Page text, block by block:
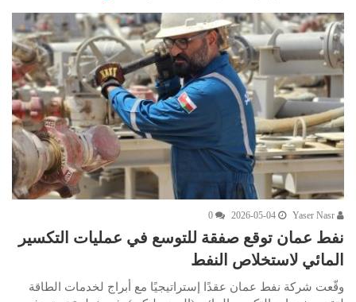
2026-05-04
0
نفط عمان توقع صفقة للتوسع في عمليات التكسير
المائي لاستخلاص النفط
وقّعت شركة نفط عمان عقدًا إستراتيجيًا مع أبراج لخدمات الطاقة